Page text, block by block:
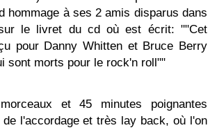
hommage à ses 2 amis disparus dans
le livret du cd où est écrit: ""Cet
pour Danny Whitten et Bruce Berry
sont morts pour le rock'n roll""
et 45 minutes poignantes
l'accordage et très lay back, où l'on